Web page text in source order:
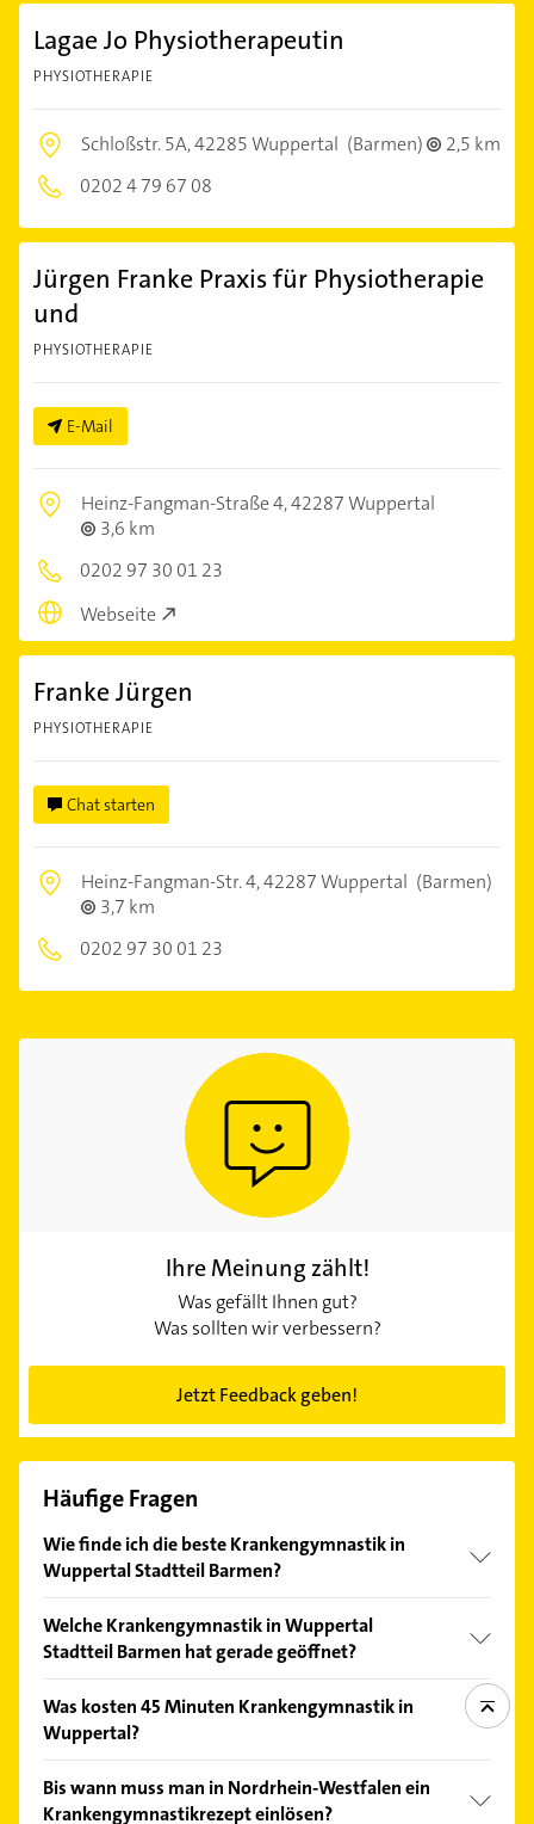
Lagae Jo Physiotherapeutin
PHYSIOTHERAPIE
Schloßstr. 5A,42285 Wuppertal (Barmen)
2,5 km
0202 4 79 67 08
Jürgen Franke Praxis für Physiotherapie
und
PHYSIOTHERAPIE
E-Mail
Heinz-Fangman-Straße 4,42287 Wuppertal
3,6 km
0202 97 30 01 23
Webseite
Franke Jürgen
PHYSIOTHERAPIE
Chat starten
Heinz-Fangman-Str. 4,42287 Wuppertal (Barmen)
3,7 km
0202 97 30 01 23
Ihre Meinung zählt!
Was gefällt Ihnen gut?
Was sollten wir verbessern?
Jetzt Feedback geben!
Häufige Fragen
Wie finde ich die beste Krankengymnastik in
Wuppertal Stadtteil Barmen?
Kundenmeinungen und profitieren Sie von den
Empfehlungen. Die Suchergebnisse können Sie sich
Welche Krankengymnastik in Wuppertal
Stadtteil Barmen hat gerade geöffnet?
Bitte beachten Sie, dass diese an Sonn- und
Feiertagen abweichen können.
Was kosten 45 Minuten Krankengymnastik in
Wuppertal?
verschrieben, wird ein Großteil der Kosten für die
Bis wann muss man in Nordrhein-Westfalen ein
Krankengymnastikrezept einlösen?